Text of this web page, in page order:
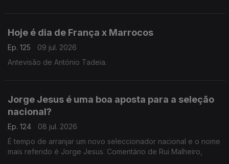
Hoje é dia de França x Marrocos
Ep. 125
09 jul. 2026
Antevisão de António Tadeia.
Jorge Jesus é uma boa aposta para a seleção
nacional?
Ep. 124
08 jul. 2026
É tempo de arranjar um novo seleccionador nacional e o nome
mais referido é Jorge Jesus. Comentário de Rui Malheiro,